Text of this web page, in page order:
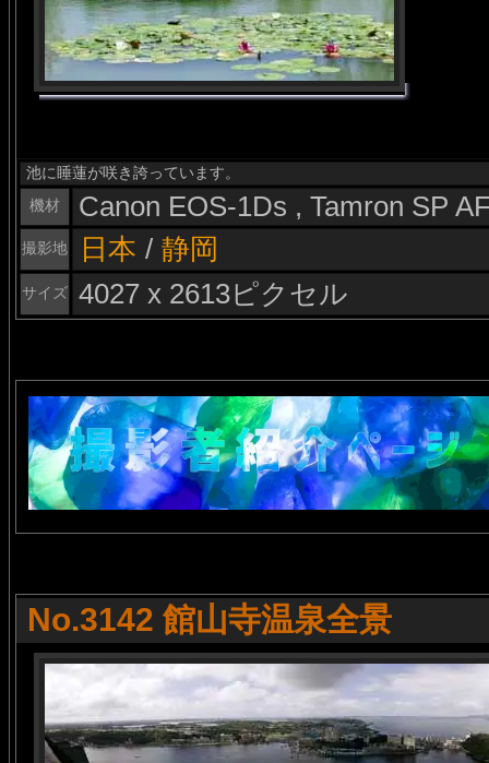
池に睡蓮が咲き誇っています。
機材
Canon EOS-1Ds , Tamron SP
撮影地 日本 / 静岡
サイズ 4027 x 2613ピクセル
No.3142 館山寺温泉全景